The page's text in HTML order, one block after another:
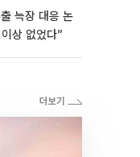
늑장 대응 논
상 없었다”